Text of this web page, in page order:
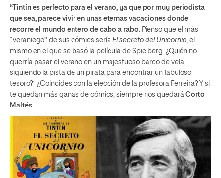
“Tintín es perfecto para el verano, ya que por muy periodista
que sea, parece vivir en unas eternas vacaciones donde
recorre el mundo entero de cabo a rabo. Pienso que el más
“veraniego” de sus cómics sería El secreto del Unicornio, el
mismo en el que se basó la película de Spielberg. ¿Quién no
querría pasar el verano en un majestuoso barco de vela
siguiendo la pista de un pirata para encontrar un fabuloso
tesoro?” ¿Coincides con la elección de la profesora Ferreira? Y si
te quedan más ganas de cómics, siempre nos quedará Corto
Maltés.